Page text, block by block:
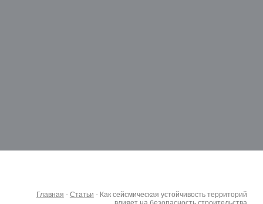
Главная - Статьи - Как сейсмическая устойчивость территорий